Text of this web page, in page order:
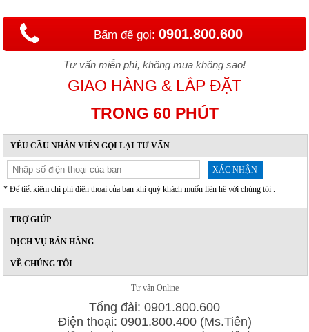
Bấm để gọi: 0901.800.600
Tư vấn miễn phí, không mua không sao!
GIAO HÀNG & LẮP ĐẶT
TRONG 60 PHÚT
YÊU CẦU NHÂN VIÊN GỌI LẠI TƯ VẤN
XÁC NHẬN
* Để tiết kiệm chi phí điện thoại của bạn khi quý khách muốn liên hệ với chúng tôi .
TRỢ GIÚP
DỊCH VỤ BÁN HÀNG
VỀ CHÚNG TÔI
Tư vấn Online
Tổng đài: 0901.800.600
Điện thoại: 0901.800.400 (Ms.Tiên)